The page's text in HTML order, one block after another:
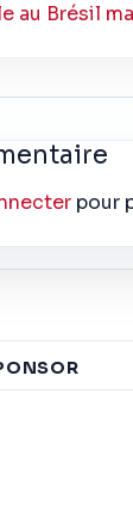
au Brésil
pour